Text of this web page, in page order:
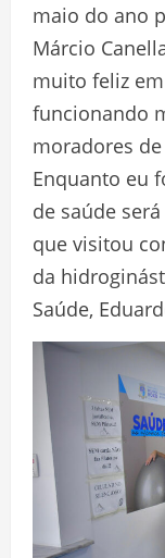
maio do ano
Márcio
muito feliz
funcionando
moradores
Enquanto eu
de saúde
que visitou
da
Saúde,